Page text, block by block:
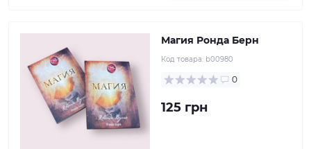
Магия Ронда Берн
Код товара: b00980
0
125 грн